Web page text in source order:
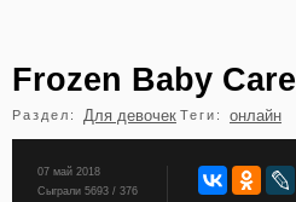
бильярд карты
Frozen Baby Care
Раздел: Для девочек Теги: онлайн
07 май 2018
Сыграли 5693 / 376